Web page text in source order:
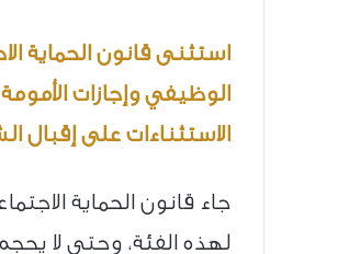
استثنى قانون الحماية
الوظيفي وإجازات
الاستثناءات على إقبال
جاء قانون الحماية
لهذه الفئة، وحتى لا